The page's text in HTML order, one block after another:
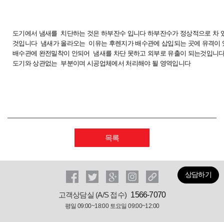
상담하기
도기에서 냄새를 치단하는 것은 하부잔수 입니다 하부잔수가 정상적으로 차
것입니다 냄새가 올라오는 이유는 후렌지가 배수관에 삽입되는 곳에 유격이
배수관에 완전밀착이 안되어 냄새를 차단 못하고 외부로 유출이 되는것입니
도기와 상관없는 부분이며 시공업체에서 처리해야 될 영역입니다
목록
고객상담실 (A/S 접수) 1566-7070
평일 09:00~18:00 토요일 09:00~12:00